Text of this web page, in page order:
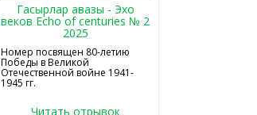
Гасырлар авазы - Эхо
веков Echo of centuries № 2
2025
Номер посвящен 80-летию
Победы в Великой
Отечественной войне 1941-
1945 гг.
Читать отрывок